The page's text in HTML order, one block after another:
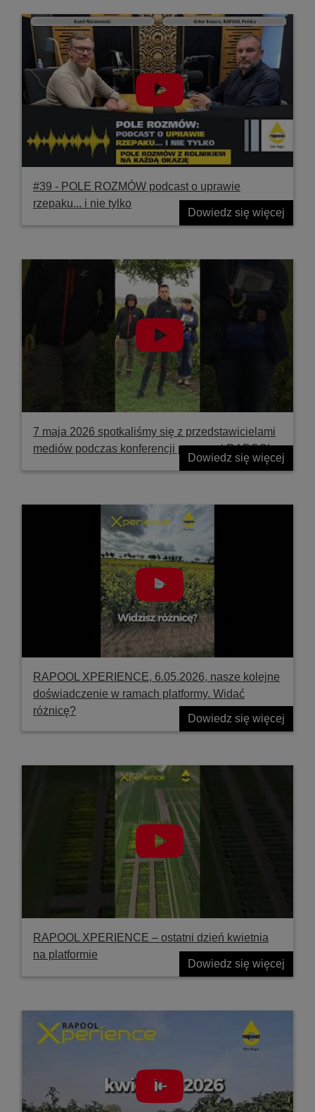
#39 ‐ POLE ROZMÓW podcast o uprawie
rzepaku... i nie tylko
Dowiedz się więcej
7 maja 2026 spotkaliśmy się z przedstawicielami
mediów podczas konferencji prasowej RAPOOL
Dowiedz się więcej
RAPOOL XPERIENCE, 6.05.2026, nasze kolejne
doświadczenie w ramach platformy. Widać
różnicę?
Dowiedz się więcej
RAPOOL XPERIENCE – ostatni dzień kwietnia
na platformie
Dowiedz się więcej